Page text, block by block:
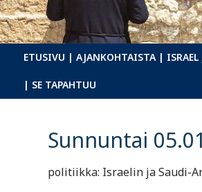
ETUSIVU | AJANKOHTAISTA | ISRAEL
| SE TAPAHTUU
Sunnuntai
politiikka: Israelin ja Saudi-